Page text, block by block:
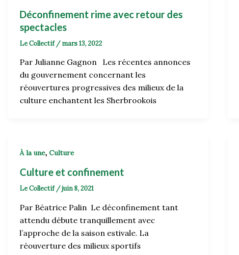
Déconfinement rime avec retour des
spectacles
Le Collectif / mars 13, 2022
Par Julianne Gagnon Les récentes annonces
du gouvernement concernant les
réouvertures progressives des milieux de la
culture enchantent les Sherbrookois
À la une, Culture
Culture et confinement
Le Collectif /juin 8, 2021
Par Béatrice Palin Le déconfinement tant
attendu débute tranquillement avec
l’approche de la saison estivale. La
réouverture des milieux sportifs